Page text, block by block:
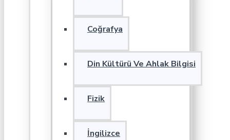
Coğrafya
Din Kültürü Ve Ahlak Bilgisi
Fizik
İngilizce